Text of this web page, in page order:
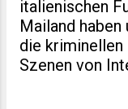
verschiedenen
Besuchern
wahres
Hersteller. Die
italienischen
Mailand
die kriminellen
Szenen von